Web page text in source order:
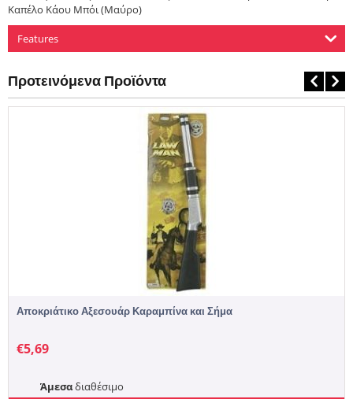
Καπέλο Κάου Μπόι (Μαύρο)
Features
Προτεινόμενα Προϊόντα
Αποκριάτικο Αξεσουάρ Καραμπίνα και Σήμα
€5,69
Άμεσαδιαθέσιμο